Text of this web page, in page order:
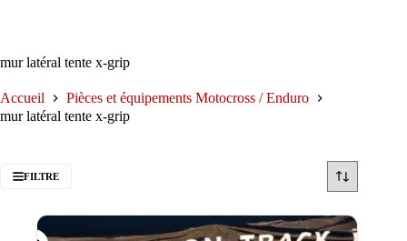
mur latéral tente x-grip
Accueil
Pièces et équipements Motocross / Enduro
mur latéral tente x-grip
FILTRE